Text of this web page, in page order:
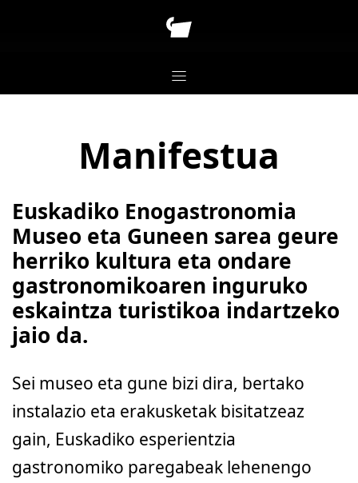
Manifestua
Euskadiko Enogastronomia
Museo eta Guneen sarea geure
herriko kultura eta ondare
gastronomikoaren inguruko
eskaintza turistikoa indartzeko
jaio da.
Sei museo eta gune bizi dira, bertako
instalazio eta erakusketak bisitatzeaz
gain, Euskadiko esperientzia
gastronomiko paregabeak lehenengo